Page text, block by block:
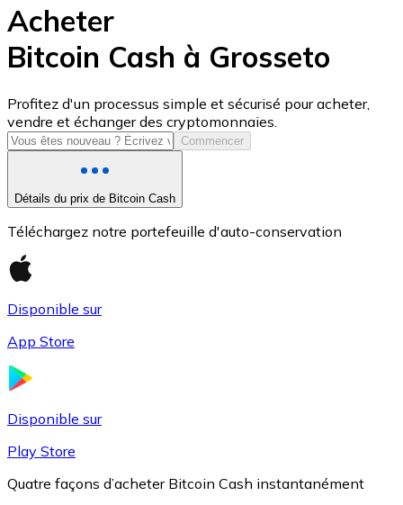
USD Coin
USDC
Acheter
Bitcoin Cash à Grosseto
Profitez d'un processus simple et sécurisé pour acheter,
vendre et échanger des cryptomonnaies.
Commencer
Détails du prix de Bitcoin Cash
Téléchargez notre portefeuille d'auto-conservation
Disponible sur
App Store
Disponible sur
Play Store
Quatre façons d’acheter Bitcoin Cash instantanément